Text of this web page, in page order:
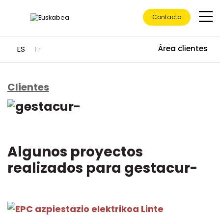
Ir directamente al contenido
ES Fr Área clientes
Contacto
Clientes
Algunos proyectos
realizados para gestacur-